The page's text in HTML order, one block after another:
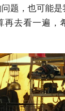
题，也可能
再去看一遍，